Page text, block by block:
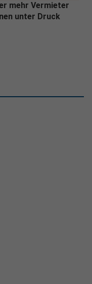
mehr Vermieter
unter Druck